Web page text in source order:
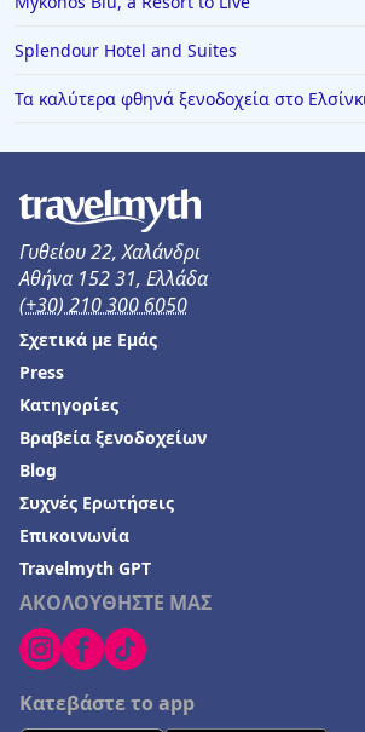
Splendour Hotel and Suites
Τα καλύτερα φθηνά ξενοδοχεία στο
Γυθείου 22, Χαλάνδρι
Αθήνα 152 31, Ελλάδα
(+30) 210 300 6050
ΑΚΟΛΟΥΘΗΣΤΕ ΜΑΣ
Κατεβάστε το app
Σχετικά με Εμάς
Press
Κατηγορίες
Βραβεία ξενοδοχείων
Blog
Συχνές Ερωτήσεις
Επικοινωνία
Travelmyth GPT